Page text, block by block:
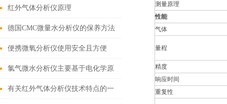
红外气体分析仪原理
德国CMC微量水分析仪的保养方法
可归纳为以下六个方面
便携微氧分析仪使用安全且方便
氯气微水分析仪主要基于电化学原
理进行设计
有关红外气体分析仪技术特点的一
测量原理
性能
气体
量程
精度
响应时间
重复性